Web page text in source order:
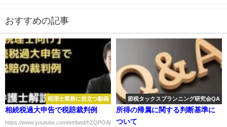
おすすめの記事
税理士業務に役立つ動画
相続税過大申告で税賠裁判例
https://www.youtube.com/embed/hZQPOAj9zgI
節税タックスプランニング研究会QA
所得の帰属に関する判断基準に
ついて